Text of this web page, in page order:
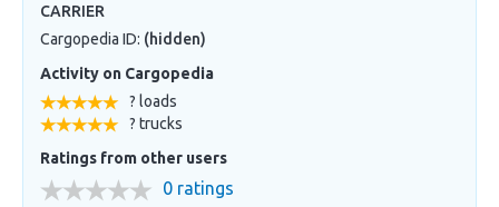
CARRIER
Cargopedia ID: (hidden)
Activity on Cargopedia
? loads
? trucks
Ratings from other users
0 ratings